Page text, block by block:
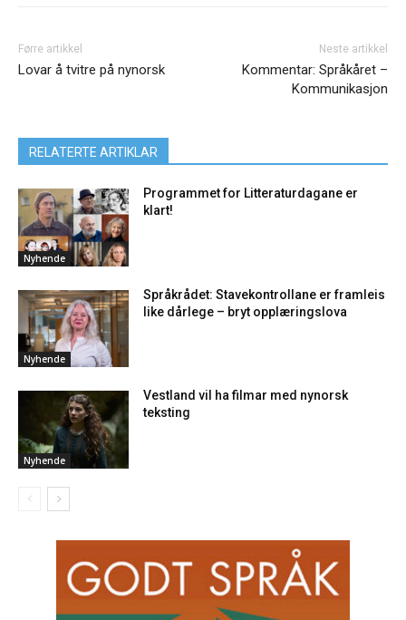
Førre artikkel
Lovar å tvitre på nynorsk
Neste artikkel
Kommentar: Språkåret –
Kommunikasjon
RELATERTE ARTIKLAR
Nyhende
Programmet for Litteraturdagane er
klart!
Nyhende
Språkrådet: Stavekontrollane er framleis
like dårlege – bryt opplæringslova
Nyhende
Vestland vil ha filmar med nynorsk
teksting